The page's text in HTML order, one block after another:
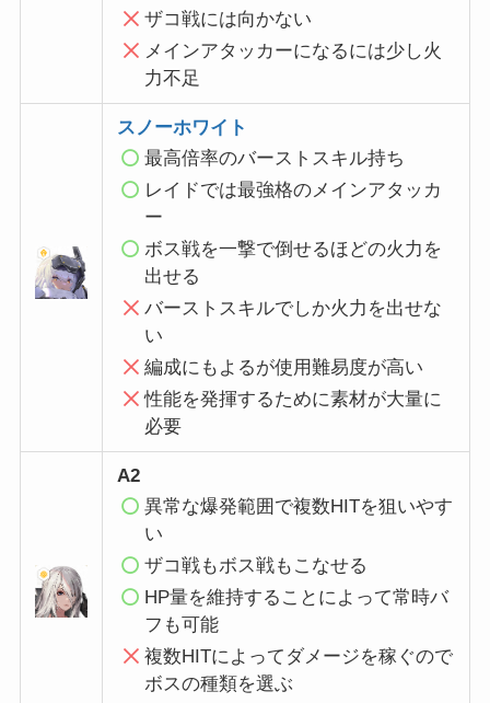
ザコ戦には向かない
メインアタッカーになるには少し火
力不足
スノーホワイト
最高倍率のバーストスキル持ち
レイドでは最強格のメインアタッカ
ー
ボス戦を一撃で倒せるほどの火力を
出せる
バーストスキルでしか火力を出せな
い
編成にもよるが使用難易度が高い
性能を発揮するために素材が大量に
必要
A2
異常な爆発範囲で複数HITを狙いやす
い
ザコ戦もボス戦もこなせる
HP量を維持することによって常時バ
フも可能
複数HITによってダメージを稼ぐので
ボスの種類を選ぶ